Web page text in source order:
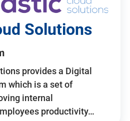
Solutions
provides a Digital
which is a set of
internal
productivity…